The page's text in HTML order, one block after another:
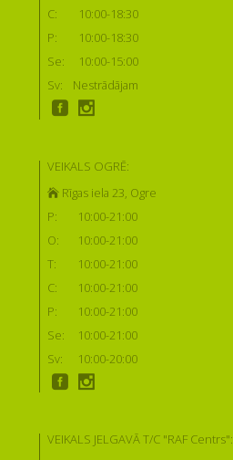
C:
10:00-18:30
P:
10:00-18:30
Se:
10:00-15:00
Sv:
Nestrādājam
VEIKALS OGRĒ:
Rīgas iela 23, Ogre
P:
10:00-21:00
O:
10:00-21:00
T:
10:00-21:00
C:
10:00-21:00
P:
10:00-21:00
Se:
10:00-21:00
Sv:
10:00-20:00
VEIKALS JELGAVĀ T/C "RAF Centrs":